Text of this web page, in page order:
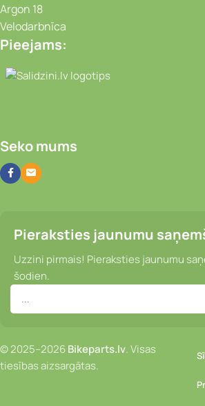
Argon 18
Velodarbnīca
Pieejams:
Video
Seko mums
Pieraksties jaunumu
Uzzini pirmais! Pieraksties jaunumu
šodien.
© 2025–2026Bikeparts.lv. Visas
tiesības aizsargātas.